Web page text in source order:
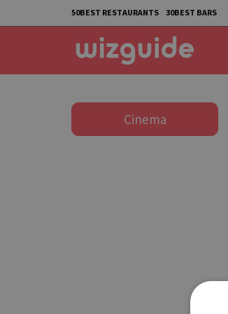
50BEST RESTAURANTS 30BEST BARS
Cinema